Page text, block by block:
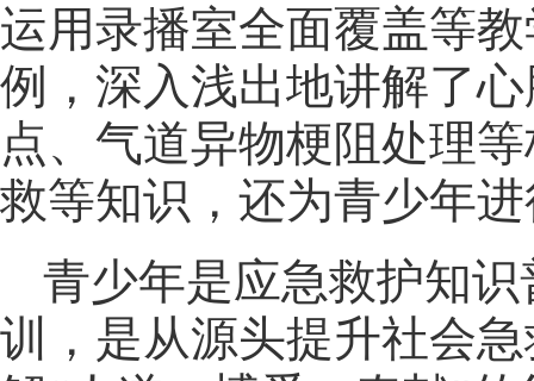
运用录播室全面覆盖等
例，深入浅出地讲解了
点、气道异物梗阻处理
救等知识，还为青少年
青少年是应急救护知
训，是从源头提升社会